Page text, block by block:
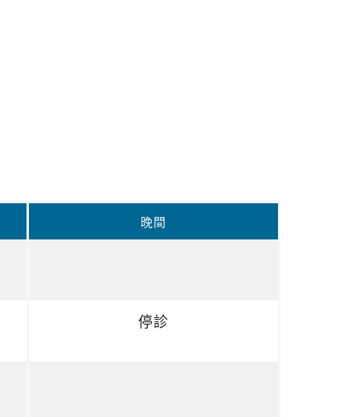
晚間
停診